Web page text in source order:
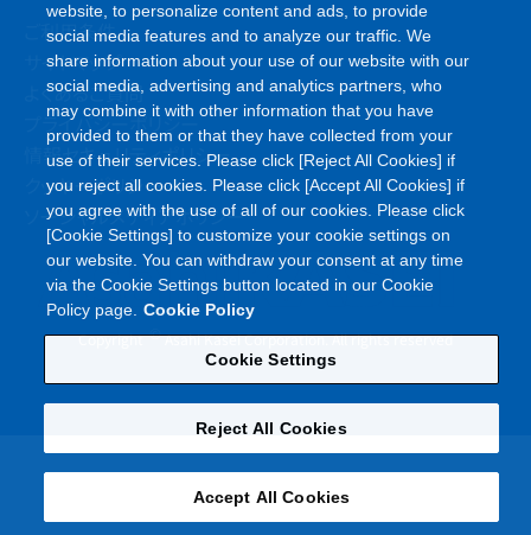
ご利用条件
サイトマップ
よくあるご質問
プライバシーポリシー
情報セキュリティポリシー
クッキーポリシー
ソーシャルメディアポリシー
Copyright©Asahi Kasei Corporation. All rights reserved
website, to personalize content and ads, to provide
social media features and to analyze our traffic. We
share information about your use of our website with our
social media, advertising and analytics partners, who
may combine it with other information that you have
provided to them or that they have collected from your
use of their services. Please click [Reject All Cookies] if
you reject all cookies. Please click [Accept All Cookies] if
you agree with the use of all of our cookies. Please click
[Cookie Settings] to customize your cookie settings on
our website. You can withdraw your consent at any time
via the Cookie Settings button located in our Cookie
Policy page. Cookie Policy
Cookie Settings
Reject All Cookies
Accept All Cookies